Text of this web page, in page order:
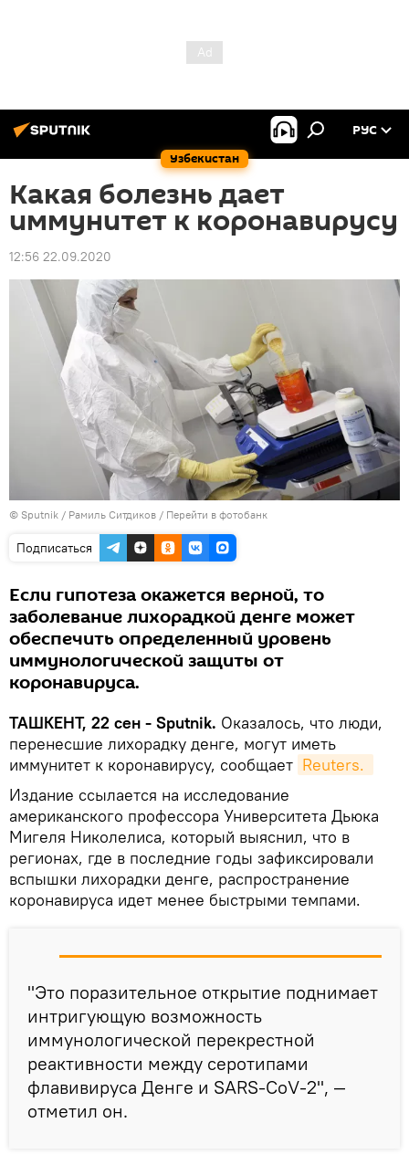
Узбекистан
РУС
Какая болезнь дает
иммунитет к коронавирусу
12:56 22.09.2020
© Sputnik / Рамиль Ситдиков / Перейти в фотобанк
Подписаться
Если гипотеза окажется верной, то
заболевание лихорадкой денге может
обеспечить определенный уровень
иммунологической защиты от
коронавируса.
ТАШКЕНТ, 22 сен - Sputnik. Оказалось, что люди,
перенесшие лихорадку денге, могут иметь
иммунитет к коронавирусу, сообщает Reuters.
Издание ссылается на исследование
американского профессора Университета Дьюка
Мигеля Николелиса, который выяснил, что в
регионах, где в последние годы зафиксировали
вспышки лихорадки денге, распространение
коронавируса идет менее быстрыми темпами.
"Это поразительное открытие поднимает
интригующую возможность
иммунологической перекрестной
реактивности между серотипами
флавивируса Денге и SARS-CoV-2", —
отметил он.